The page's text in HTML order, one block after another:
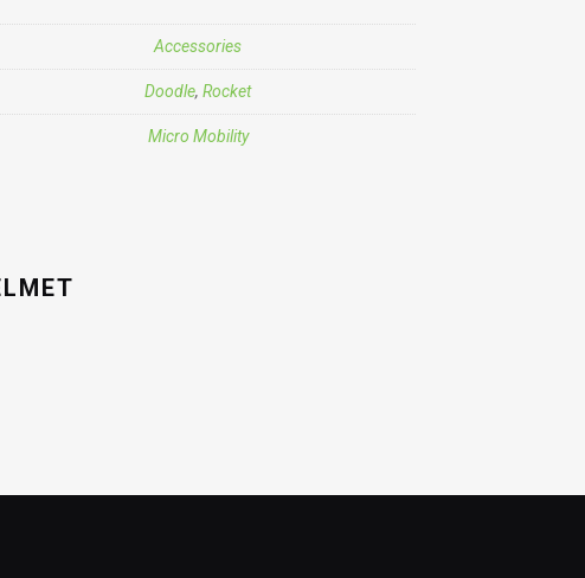
Accessories
Doodle,Rocket
Micro Mobility